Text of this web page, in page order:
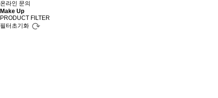
온라인 문의
Make Up
PRODUCT FILTER
필터초기화